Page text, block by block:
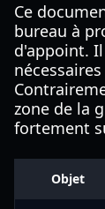
Ce
bureau à
d'appoint.
zone de la
fortement
Objet